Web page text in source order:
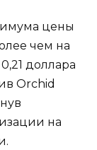
цены
чем на
доллара
Orchid
на